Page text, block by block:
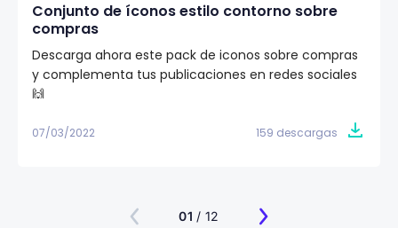
Conjunto de íconos estilo contorno sobre
compras
Descarga ahora este pack de iconos sobre compras
y complementa tus publicaciones en redes sociales
🙌
07/03/2022 159 descargas
01 / 12